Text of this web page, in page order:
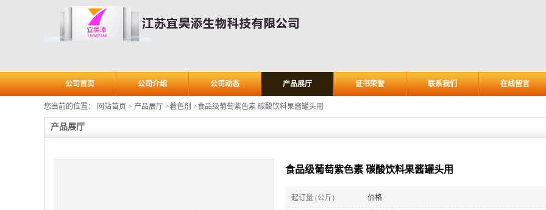
公司首页 公司介绍 公司动态 产品展厅 证书荣誉 联系我们 在线留言
您当前的位置： 网站首页 > 产品展厅 >着色剂 >食品级葡萄紫色素 碳酸饮料果酱罐头用
产品展厅
食品级葡萄紫色素 碳酸饮料果酱罐头用
起订量 (公斤) 价格